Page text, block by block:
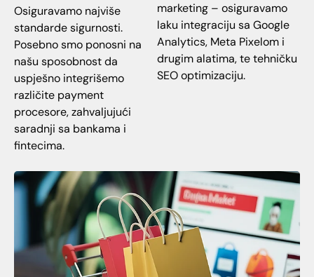
Osiguravamo najviše
standarde sigurnosti.
Posebno smo ponosni na
našu sposobnost da
uspješno integrišemo
različite payment
procesore, zahvaljujući
saradnji sa bankama i
fintecima.
marketing – osiguravamo
laku integraciju sa Google
Analytics, Meta Pixelom i
drugim alatima, te tehničku
SEO optimizaciju.